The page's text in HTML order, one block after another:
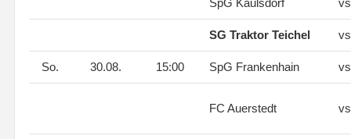
SpG Kaulsdorf
SG Traktor Teichel
So. 30.08. 15:00 SpG Frankenhain
FC Auerstedt